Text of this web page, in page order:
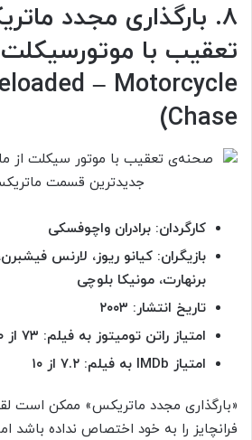
۸. بارگذاری مجدد
– Motorcycle
Chase)
کارگردان: برادران واچوفسکی‌
بازیگران: کیانو ریوز، لارنس
برنهارت، مونیکا بلوچی
تاریخ انتشار: ۲۰۰۳
امتیاز راتن تومیتوز به فیلم: ۷۳ از ۱۰۰
امتیاز
«بارگذاری مجدد ماتریکس» ممکن است
فرانچایز را به خود اختصاص نداده